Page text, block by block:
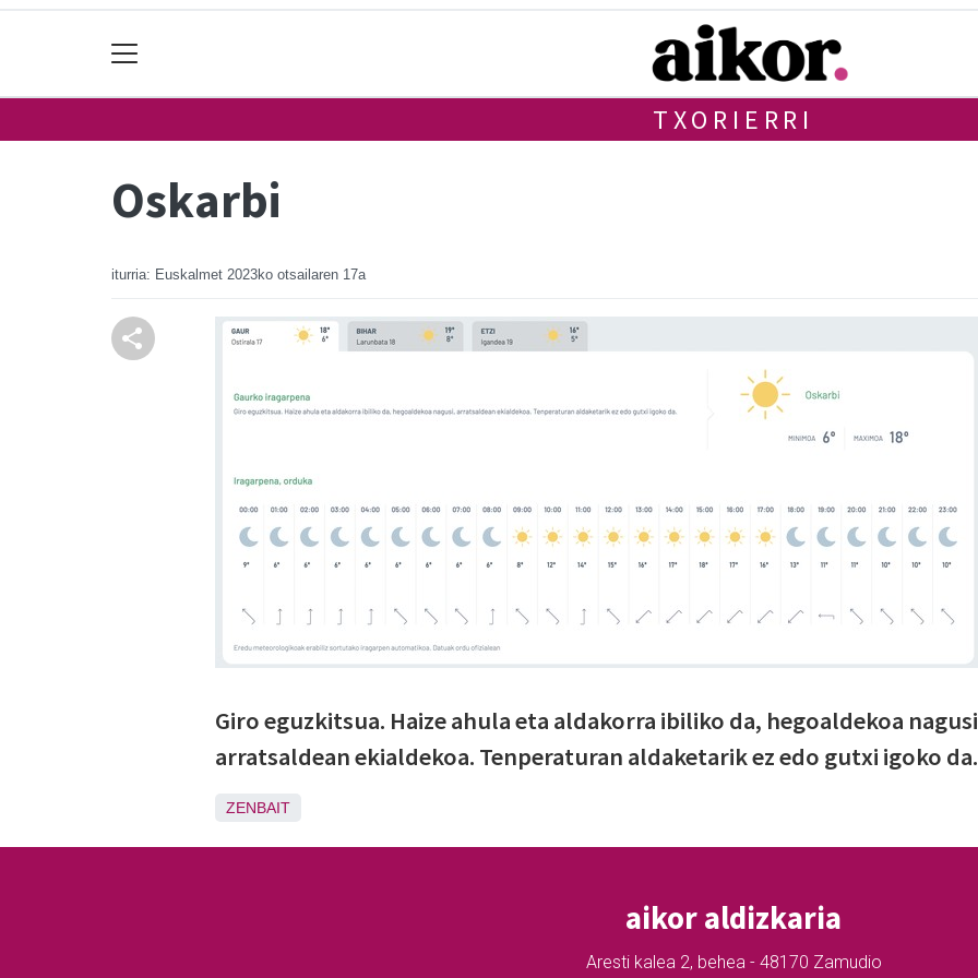
TXORIERRI
Oskarbi
iturria: Euskalmet 2023ko otsailaren 17a
Giro eguzkitsua. Haize ahula eta aldakorra ibiliko da, hegoaldekoa
arratsaldean ekialdekoa. Tenperaturan aldaketarik ez edo gutxi igoko da.
ZENBAIT
aikor aldizkaria
Aresti kalea 2, behea - 48170 Zamudio